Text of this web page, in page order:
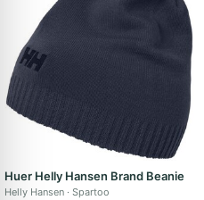
Huer Helly Hansen Brand Beanie
Helly Hansen Spartoo